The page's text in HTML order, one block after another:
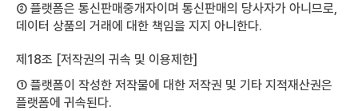
② 플랫폼은 통신판매중개자이며 통신판매의 당사자가 아니므로,
데이터 상품의 거래에 대한 책임을 지지 아니한다.
제18조 [저작권의 귀속 및 이용제한]
① 플랫폼이 작성한 저작물에 대한 저작권 및 기타 지적재산권은
플랫폼에 귀속된다.